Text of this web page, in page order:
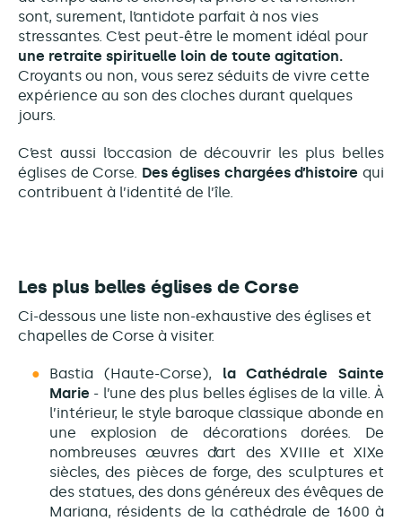
sont, surement, l’antidote parfait à nos vies
stressantes. C’est peut-être le moment idéal pour
une retraite spirituelle loin de toute agitation.
Croyants ou non, vous serez séduits de vivre cette
expérience au son des cloches durant quelques
jours.
C’est aussi l’occasion de découvrir les plus belles
églises de Corse. Des églises chargées d’histoire qui
contribuent à l’identité de l’île.
Les plus belles églises de Corse
Ci-dessous une liste non-exhaustive des églises et
chapelles de Corse à visiter.
Bastia (Haute-Corse), la Cathédrale Sainte
Marie - l’une des plus belles églises de la ville. À
l’intérieur, le style baroque classique abonde en
une explosion de décorations dorées. De
nombreuses œuvres d’art des XVIIIe et XIXe
siècles, des pièces de forge, des sculptures et
des statues, des dons généreux des évêques de
Mariana, résidents de la cathédrale de 1600 à